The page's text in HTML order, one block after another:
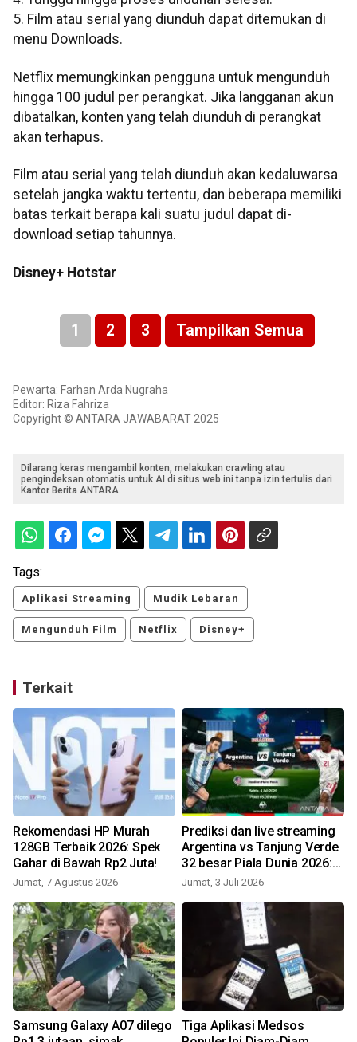
5. Film atau serial yang diunduh dapat ditemukan di
menu Downloads.
Netflix memungkinkan pengguna untuk mengunduh
hingga 100 judul per perangkat. Jika langganan akun
dibatalkan, konten yang telah diunduh di perangkat
akan terhapus.
Film atau serial yang telah diunduh akan kedaluwarsa
setelah jangka waktu tertentu, dan beberapa memiliki
batas terkait berapa kali suatu judul dapat di-
download setiap tahunnya.
Disney+ Hotstar
1 2 3 Tampilkan Semua
Pewarta: Farhan Arda Nugraha
Editor: Riza Fahriza
Copyright © ANTARA JAWABARAT 2025
Dilarang keras mengambil konten, melakukan crawling atau
pengindeksan otomatis untuk AI di situs web ini tanpa izin tertulis dari
Kantor Berita ANTARA.
Tags:
Aplikasi Streaming Mudik Lebaran
Mengunduh Film Netflix Disney+
Terkait
Rekomendasi HP Murah
128GB Terbaik 2026: Spek
Gahar di Bawah Rp2 Juta!
Jumat, 7 Agustus 2026
Prediksi dan live streaming
Argentina vs Tanjung Verde
32 besar Piala Dunia 2026:
Keajaiban atau pertunjukan
Jumat, 3 Juli 2026
Samsung Galaxy A07 dilego
Tiga Aplikasi Medsos